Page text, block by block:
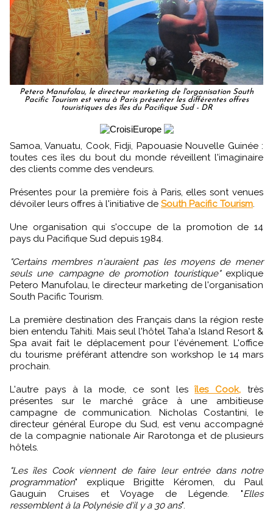
Petero Manufolau, le directeur marketing de l'organisation South
Pacific Tourism est venu à Paris présenter les différentes offres
touristiques des îles du Pacifique Sud - DR
Samoa, Vanuatu, Cook, Fidji, Papouasie Nouvelle Guinée :
toutes ces îles du bout du monde réveillent l'imaginaire
des clients comme des vendeurs.
Présentes pour la première fois à Paris, elles sont venues
dévoiler leurs offres à l'initiative de South Pacific Tourism.
Une organisation qui s'occupe de la promotion de 14
pays du Pacifique Sud depuis 1984.
"Certains membres n'auraient pas les moyens de mener
seuls une campagne de promotion touristique"explique
Petero Manufolau, le directeur marketing de l'organisation
South Pacific Tourism.
La première destination des Français dans la région reste
bien entendu Tahiti. Mais seul l'hôtel Taha'a Island Resort &
Spa avait fait le déplacement pour l'événement. L'office
du tourisme préférant attendre son workshop le 14 mars
prochain.
L'autre pays à la mode, ce sont lesîles Cook, très
présentes sur le marché grâce à une ambitieuse
campagne de communication. Nicholas Costantini, le
directeur général Europe du Sud, est venu accompagné
de la compagnie nationale Air Rarotonga et de plusieurs
hôtels.
"Les îles Cook viennent de faire leur entrée dans notre
programmation" explique Brigitte Kéromen, du Paul
Gauguin Cruises et Voyage de Légende. "Elles
ressemblent à la Polynésie d'il y a 30 ans".